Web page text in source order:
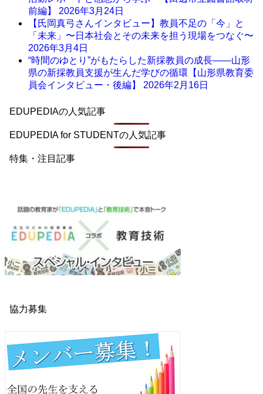
前編】 2026年3月24日
【氏岡真弓さんインタビュー】教員不足の「今」と
「未来」〜日本社会とその未来を担う現場をつなぐ〜
2026年3月4日
“時間のゆとり”がもたらした新採教員の成長――山形
県の新採教員支援が生んだ学びの循環【山形県教育委
員会インタビュー・後編】 2026年2月16日
EDUPEDIAの人気記事
EDUPEDIA for STUDENTの人気記事
特集・注目記事
協力募集